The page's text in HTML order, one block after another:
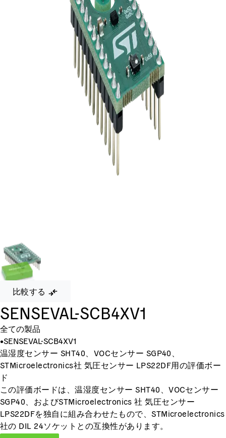
比較する
SENSEVAL-SCB4XV1
全ての製品
•SENSEVAL-SCB4XV1
温湿度センサー SHT40、VOCセンサー SGP40、
STMicroelectronics社 気圧センサー LPS22DF用の評価ボー
ド
この評価ボードは、温湿度センサー SHT40、VOCセンサー
SGP40、およびSTMicroelectronics 社 気圧センサー
LPS22DFを独自に組み合わせたもので、STMicroelectronics
社の DIL 24ソケットとの互換性があります。